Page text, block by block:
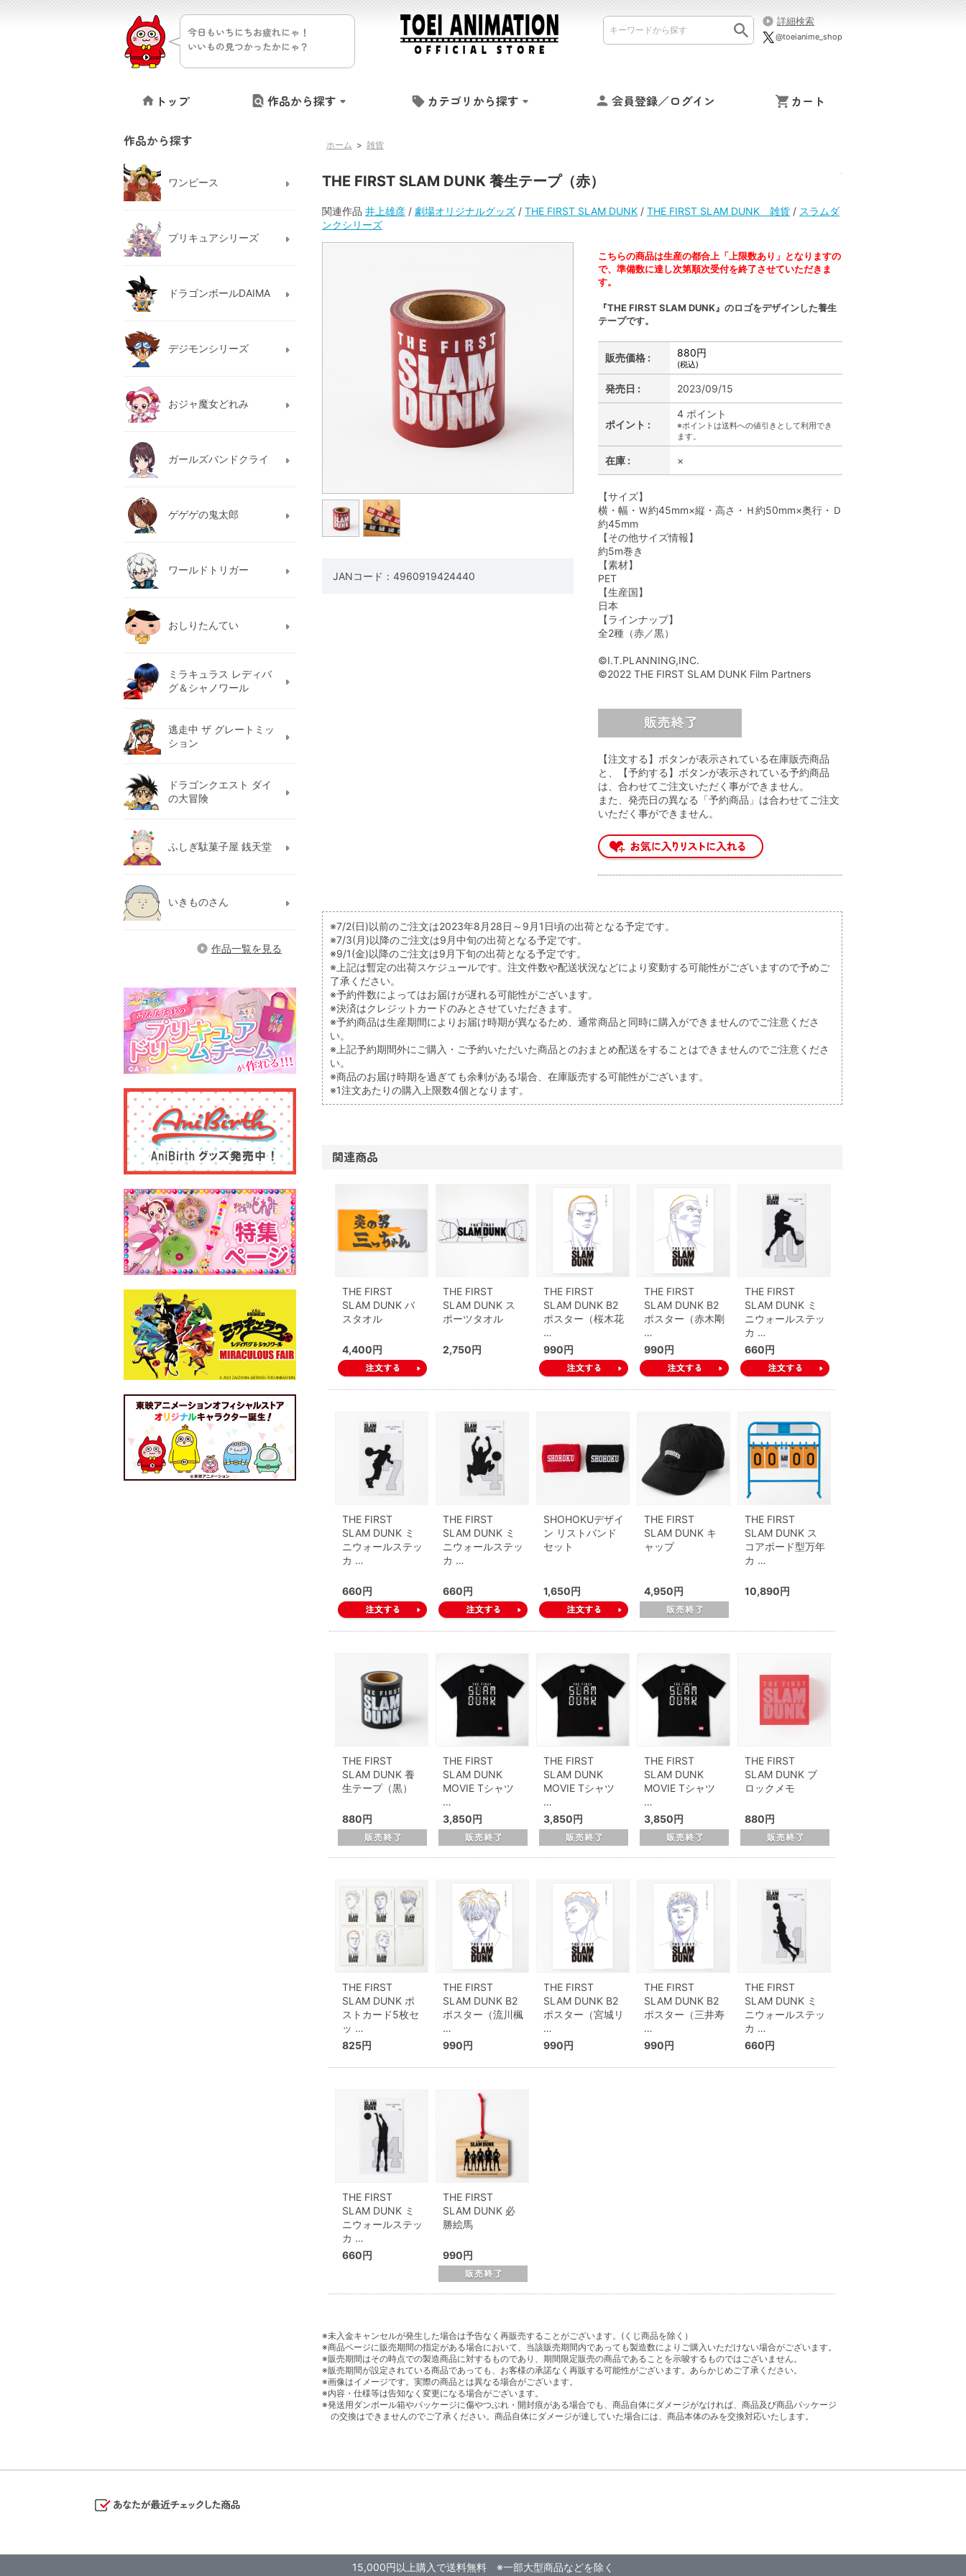
今日もいちにちお疲れにゃ！
いいもの見つかったかにゃ？
詳細検索
@toeianime_shop
トップ 作品から探す カテゴリから探す 会員登録／ログイン カート
ホーム > 雑貨
THE FIRST SLAM DUNK 養生テープ（赤）
関連作品 井上雄彦 / 劇場オリジナルグッズ / THE FIRST SLAM DUNK / THE FIRST SLAM DUNK 雑貨 / スラムダ
ンクシリーズ
JANコード：4960919424440
こちらの商品は生産の都合上「上限数あり」となりますの
で、準備数に達し次第順次受付を終了させていただきま
す。
『THE FIRST SLAM DUNK』のロゴをデザインした養生
テープです。
販売価格 : 880円
(税込)
発売日 : 2023/09/15
ポイント :
4 ポイント
※ポイントは送料への値引きとして利用でき
ます。
在庫 : ×
【サイズ】
横・幅・Ｗ約45mm×縦・高さ・Ｈ約50mm×奥行・Ｄ
約45mm
【その他サイズ情報】
約5m巻き
【素材】
PET
【生産国】
日本
【ラインナップ】
全2種（赤／黒）
©I.T.PLANNING,INC.
©2022 THE FIRST SLAM DUNK Film Partners
【注文する】ボタンが表示されている在庫販売商品
と、【予約する】ボタンが表示されている予約商品
は、合わせてご注文いただく事ができません。
また、発売日の異なる「予約商品」は合わせてご注文
いただく事ができません。
※7/2(日)以前のご注文は2023年8月28日～9月1日頃の出荷となる予定です。
※7/3(月)以降のご注文は9月中旬の出荷となる予定です。
※9/1(金)以降のご注文は9月下旬の出荷となる予定です。
※上記は暫定の出荷スケジュールです。注文件数や配送状況などにより変動する可能性がございますので予めご
了承ください。
※予約件数によってはお届けが遅れる可能性がございます。
※決済はクレジットカードのみとさせていただきます。
※予約商品は生産期間によりお届け時期が異なるため、通常商品と同時に購入ができませんのでご注意くださ
い。
※上記予約期間外にご購入・ご予約いただいた商品とのおまとめ配送をすることはできませんのでご注意くださ
い。
※商品のお届け時期を過ぎても余剰がある場合、在庫販売する可能性がございます。
※1注文あたりの購入上限数4個となります。
関連商品
THE FIRST
SLAM DUNK バ
スタオル
4,400円
THE FIRST
SLAM DUNK ス
ポーツタオル
2,750円
THE FIRST
SLAM DUNK B2
ポスター（桜木花
…
990円
THE FIRST
SLAM DUNK B2
ポスター（赤木剛
…
990円
THE FIRST
SLAM DUNK ミ
ニウォールステッ
カ …
660円
THE FIRST
SLAM DUNK ミ
ニウォールステッ
カ …
660円
THE FIRST
SLAM DUNK ミ
ニウォールステッ
カ …
660円
SHOHOKUデザイ
ン リストバンド
セット
1,650円
THE FIRST
SLAM DUNK キ
ャップ
4,950円
THE FIRST
SLAM DUNK ス
コアボード型万年
カ …
10,890円
THE FIRST
SLAM DUNK 養
生テープ（黒）
880円
THE FIRST
SLAM DUNK
MOVIE Tシャツ
…
3,850円
THE FIRST
SLAM DUNK
MOVIE Tシャツ
…
3,850円
THE FIRST
SLAM DUNK
MOVIE Tシャツ
…
3,850円
THE FIRST
SLAM DUNK ブ
ロックメモ
880円
THE FIRST
SLAM DUNK ポ
ストカード5枚セ
ッ …
825円
THE FIRST
SLAM DUNK B2
ポスター（流川楓
…
990円
THE FIRST
SLAM DUNK B2
ポスター（宮城リ
…
990円
THE FIRST
SLAM DUNK B2
ポスター（三井寿
…
990円
THE FIRST
SLAM DUNK ミ
ニウォールステッ
カ …
660円
THE FIRST
SLAM DUNK ミ
ニウォールステッ
カ …
660円
THE FIRST
SLAM DUNK 必
勝絵馬
990円
※未入金キャンセルが発生した場合は予告なく再販売することがございます。(くじ商品を除く）
※商品ページに販売期間の指定がある場合において、当該販売期間内であっても製造数によりご購入いただけない場合がございます。
※販売期間はその時点での製造商品に対するものであり、期間限定販売の商品であることを示唆するものではございません。
※販売期間が設定されている商品であっても、お客様の承諾なく再販する可能性がございます。あらかじめご了承ください。
※画像はイメージです。実際の商品とは異なる場合がございます。
※内容・仕様等は告知なく変更になる場合がございます。
※発送用ダンボール箱やパッケージに傷やつぶれ・開封痕がある場合でも、商品自体にダメージがなければ、商品及び商品パッケージ
の交換はできませんのでご了承ください。商品自体にダメージが達していた場合には、商品本体のみを交換対応いたします。
作品から探す
ワンピース
プリキュアシリーズ
ドラゴンボールDAIMA
デジモンシリーズ
おジャ魔女どれみ
ガールズバンドクライ
ゲゲゲの鬼太郎
ワールドトリガー
おしりたんてい
ミラキュラス レディバ
グ＆シャノワール
逃走中 ザ グレートミッ
ション
ドラゴンクエスト ダイ
の大冒険
ふしぎ駄菓子屋 銭天堂
いきものさん
作品一覧を見る
15,000円以上購入で送料無料 ※一部大型商品などを除く